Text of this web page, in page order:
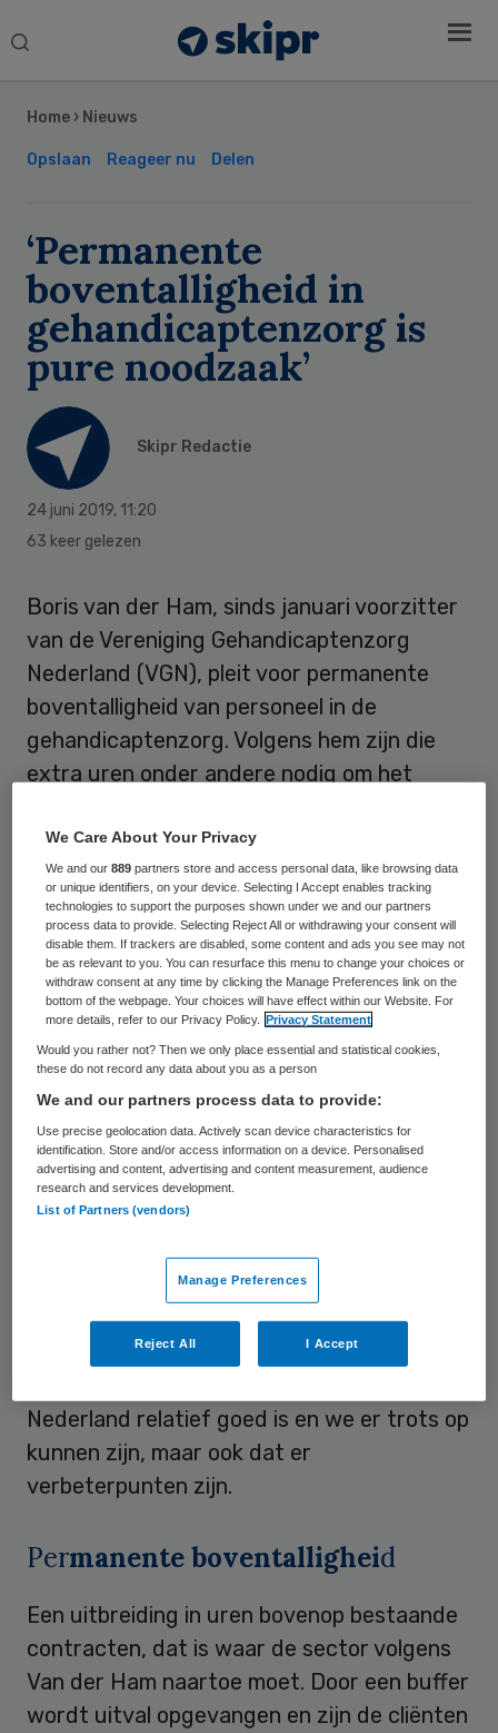
Search
Home › Nieuws
Opslaan Reageer nu Delen
‘Permanente
boventalligheid in
gehandicaptenzorg is
pure noodzaak’
Skipr Redactie
24 juni 2019, 11:20
63 keer gelezen
Boris van der Ham, sinds januari voorzitter
van de Vereniging Gehandicaptenzorg
Nederland (VGN), pleit voor permanente
boventalligheid van personeel in de
gehandicaptenzorg. Volgens hem zijn die
extra uren onder andere nodig om het
De voorzitter wil zich de komende tijd
focussen op personeelstekorten, het
verminderen van de bureaucratische
rompslomp en de inclusie van
gehandicapten. Dat zegt hij in eeninterview
met Zorg en Welzijn . Hij maakte bij zijn
aanstelling als voorzitter bij VGN alduidelijk
dat hij zich sterk wil maken voor grotere
kansen op de arbeidsmarkt voor mensen
met een beperking.
Van der Ham, ook bekend als politicus en
acteur, heeft de afgelopen maanden samen
met VGN een visie en strategie ontwikkeld
voor de komende jaren. Hij trok door het
land om de sector beter te leren kennen en
Nederland relatief goed is en we er trots op
kunnen zijn, maar ook dat er
verbeterpunten zijn.
Permanente boventalligheid
Een uitbreiding in uren bovenop bestaande
contracten, dat is waar de sector volgens
Van der Ham naartoe moet. Door een buffer
wordt uitval opgevangen en zijn de cliënten
Sidebar
We Care About Your Privacy
We and our889 partners store and access personal data, like browsing data
or unique identifiers, on your device. Selecting I Accept enables tracking
technologies to support the purposes shown under we and our partners
process data to provide. Selecting Reject All or withdrawing your consent will
disable them. If trackers are disabled, some content and ads you see may not
be as relevant to you. You can resurface this menu to change your choices or
withdraw consent at any time by clicking the Manage Preferences link on the
bottom of the webpage. Your choices will have effect within our Website. For
more details, refer to our Privacy Policy.
Privacy Statement
Would you rather not? Then we only place essential and statistical cookies,
these do not record any data about you as a person
We and our partners process data to provide:
Use precise geolocation data. Actively scan device characteristics for
identification. Store and/or access information on a device. Personalised
advertising and content, advertising and content measurement, audience
research and services development.
List of Partners (vendors)
Manage Preferences
Reject All I Accept